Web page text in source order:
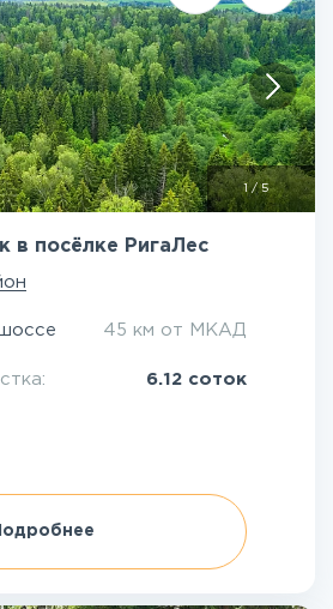
1/5
в посёлке РигаЛес
45 км от МКАД
6.12 соток